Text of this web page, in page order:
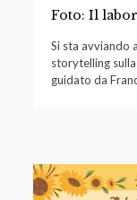
Foto: Il
Si sta avviando
storytelling
guidato da